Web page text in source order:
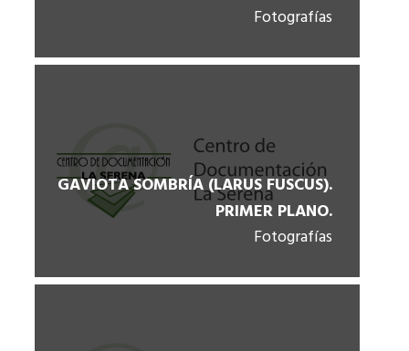
Fotografías
GAVIOTA SOMBRÍA (LARUS FUSCUS).
PRIMER PLANO.
Fotografías